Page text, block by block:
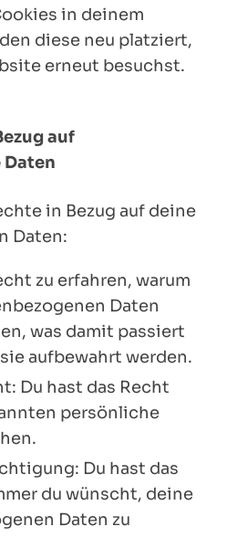
in deinem
diese neu platziert,
erneut besuchst.
auf
Daten
in Bezug auf deine
Daten:
zu erfahren, warum
Daten
was damit passiert
aufbewahrt werden.
Du hast das Recht
persönliche
Du hast das
du wünscht, deine
Daten zu